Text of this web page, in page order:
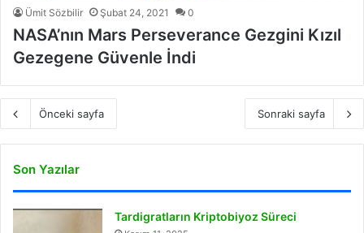
Ümit Sözbilir Şubat 24, 2021 0
NASA’nın Mars Perseverance Gezgini Kızıl
Gezegene Güvenle İndi
Önceki sayfa Sonraki sayfa
Son Yazılar
Tardigratların Kriptobiyoz Süreci